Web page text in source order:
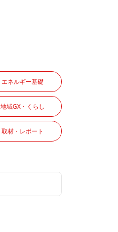
エネルギー基礎
地域GX・くらし
取材・レポート